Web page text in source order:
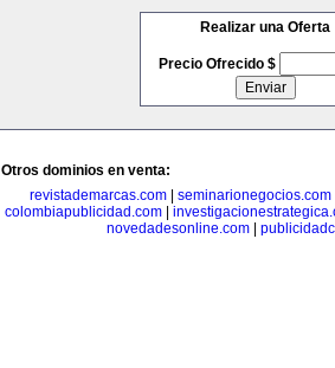
Realizar una Oferta
Precio Ofrecido $
Otros dominios en venta:
revistademarcas.com
seminarionegocios.com
colombiapublicidad.com
novedadesonline.com|